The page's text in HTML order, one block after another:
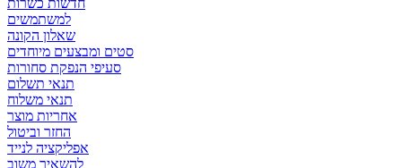
חדשות כשרות
למשתמשים
שאלון הקונה
סטים ומבצעים מיוחדים
סעיפי הנפקת סחורות
תנאי תשלום
תנאי משלוח
אחריות מוצר
החזר וביטול
אפליקציה לנייד
להשאיר משוב